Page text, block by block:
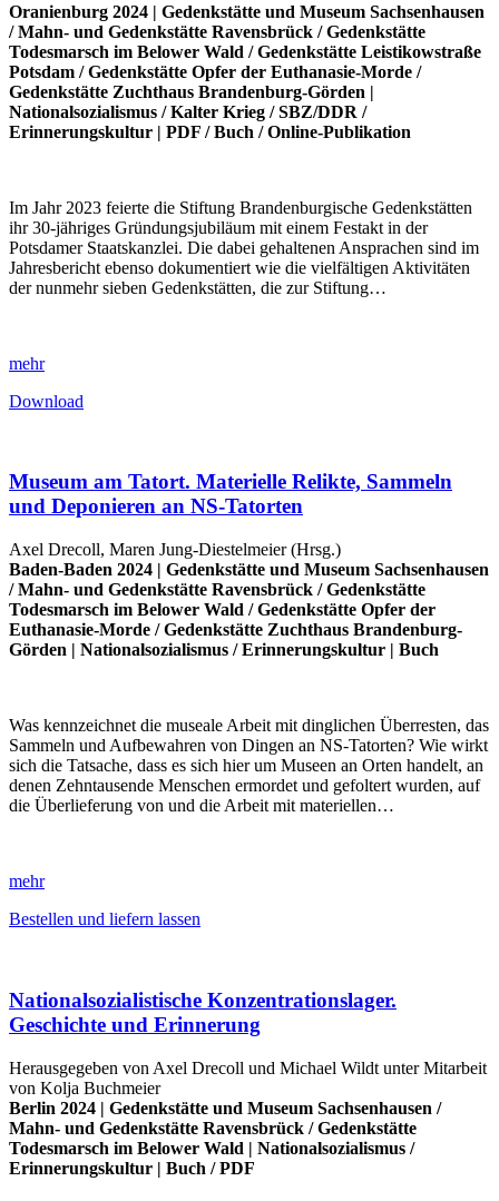
Oranienburg 2024 | Gedenkstätte und Museum Sachsenhausen
/Mahn- und Gedenkstätte Ravensbrück /Gedenkstätte
Todesmarsch im Belower Wald /Gedenkstätte Leistikowstraße
Potsdam /Gedenkstätte Opfer der Euthanasie-Morde /
Gedenkstätte Zuchthaus Brandenburg-Görden |
Nationalsozialismus /Kalter Krieg /SBZ/DDR /
Erinnerungskultur | PDF /Buch /Online-Publikation
Im Jahr 2023 feierte die Stiftung Brandenburgische Gedenkstätten
ihr 30-jähriges Gründungsjubiläum mit einem Festakt in der
Potsdamer Staatskanzlei. Die dabei gehaltenen Ansprachen sind im
Jahresbericht ebenso dokumentiert wie die vielfältigen Aktivitäten
der nunmehr sieben Gedenkstätten, die zur Stiftung…
mehr
Download
Museum am Tatort. Materielle Relikte, Sammeln
und Deponieren an NS-Tatorten
Axel Drecoll, Maren Jung-Diestelmeier (Hrsg.)
Baden-Baden 2024 | Gedenkstätte und Museum Sachsenhausen
/Mahn- und Gedenkstätte Ravensbrück /Gedenkstätte
Todesmarsch im Belower Wald /Gedenkstätte Opfer der
Euthanasie-Morde /Gedenkstätte Zuchthaus Brandenburg-
Görden | Nationalsozialismus /Erinnerungskultur | Buch
Was kennzeichnet die museale Arbeit mit dinglichen Überresten, das
Sammeln und Aufbewahren von Dingen an NS-Tatorten? Wie wirkt
sich die Tatsache, dass es sich hier um Museen an Orten handelt, an
denen Zehntausende Menschen ermordet und gefoltert wurden, auf
die Überlieferung von und die Arbeit mit materiellen…
mehr
Bestellen und liefern lassen
Nationalsozialistische Konzentrationslager.
Geschichte und Erinnerung
Herausgegeben von Axel Drecoll und Michael Wildt unter Mitarbeit
von Kolja Buchmeier
Berlin 2024 | Gedenkstätte und Museum Sachsenhausen /
Mahn- und Gedenkstätte Ravensbrück /Gedenkstätte
Todesmarsch im Belower Wald | Nationalsozialismus /
Erinnerungskultur | Buch /PDF